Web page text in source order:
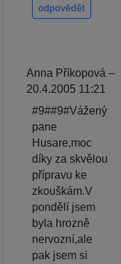
odpovědět
Anna Příkopová –
20.4.2005 11:21
#9##9#Vážený
pane
Husare,moc
díky za skvělou
přípravu ke
zkouškám.V
pondělí jsem
byla hrozně
nervozní,ale
pak jsem si